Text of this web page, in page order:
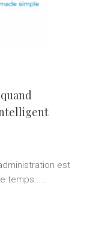
est
temps.....